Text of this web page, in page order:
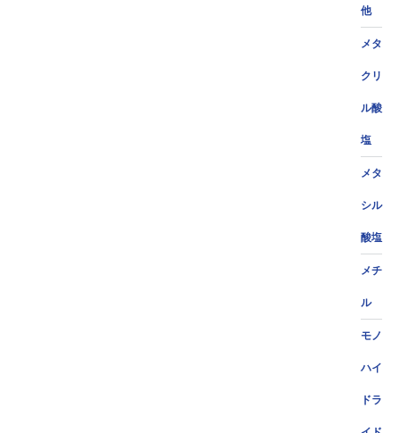
他
メタ
クリ
ル酸
塩
メタ
シル
酸塩
メチ
ル
モノ
ハイ
ドラ